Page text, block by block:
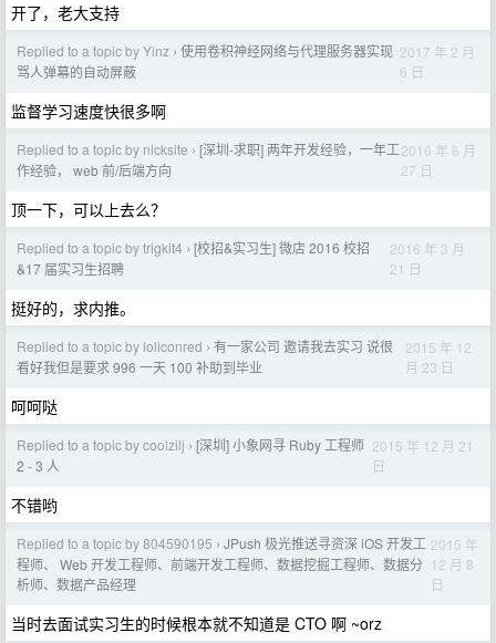
开了，老大支持
Replied to a topic by Yinz › 使用卷积神经网络与代理服务器实现
骂人弹幕的自动屏蔽
2017 年 2 月
6 日
监督学习速度快很多啊
Replied to a topic by nicksite › [深圳-求职] 两年开发经验，一年工
作经验， web 前/后端方向
2016 年 6 月
27 日
顶一下，可以上去么？
Replied to a topic by trigkit4 › [校招&实习生] 微店 2016 校招
&17 届实习生招聘
2016 年 3 月
21 日
挺好的，求内推。
Replied to a topic by loliconred › 有一家公司 邀请我去实习 说很
看好我但是要求 996 一天 100 补助到毕业
2015 年 12
月 23 日
呵呵哒
Replied to a topic by coolzilj › [深圳] 小象网寻 Ruby 工程师
2 - 3 人
2015 年 12 月 21
日
不错哟
Replied to a topic by 804590195 › JPush 极光推送寻资深 iOS 开发工
程师、 Web 开发工程师、前端开发工程师、数据挖掘工程师、数据分
析师、数据产品经理
2015 年
12 月 8
日
当时去面试实习生的时候根本就不知道是 CTO 啊 ~orz